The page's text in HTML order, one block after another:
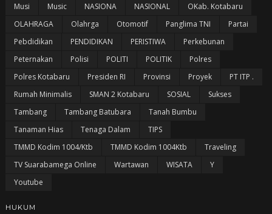
Musi
Music NASIONA NASIONAL
OKab. Kotabaru
OLAHRAGA
Olahrga Otomotif Panglima TNI
Partai
Pebdidikan
PENDIDIKAN PERISTIWA
Perkebunan
Peternakan
Polisi POLITI POLITIK
Polres
Polres Kotabaru
Presiden RI Provinsi Proyek
PT ITP .
Rumah Minimalis
SMAN 2 Kotabaru SOSIAL
Sukses
Tambang
Tambang Batubara
Tanah Bumbu
Tanaman Hias
Tenaga Dalam
TIPS
TMMD Kodim 1004/Ktb
TMMD Kodim 1004Ktb
Traveling
TV Suarabamega Online
Wartawan WISATA
Y
Youtube
HUKUM